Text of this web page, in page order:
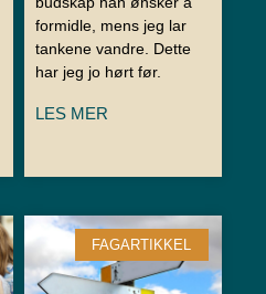
formidle, mens jeg lar
tankene vandre. Dette
har jeg jo hørt før.
LES MER
FAGARTIKKEL